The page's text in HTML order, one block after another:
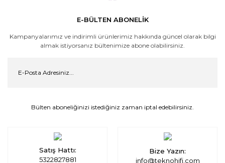
E-BÜLTEN ABONELİK
Kampanyalarımız ve indirimli ürünlerimiz hakkında güncel olarak bilgi
almak istiyorsanız bültenimize abone olabilirsiniz.
Bülten aboneliğinizi istediğiniz zaman iptal edebilirsiniz.
Satış Hattı:
5322827881
Bize Yazın:
info@teknohifi.com